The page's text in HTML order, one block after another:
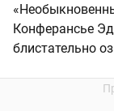
Конферансье
блистательно